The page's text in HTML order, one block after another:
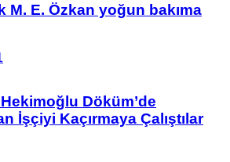
M. E. Özkan yoğun bakıma
Döküm’de
İşçiyi Kaçırmaya Çalıştılar